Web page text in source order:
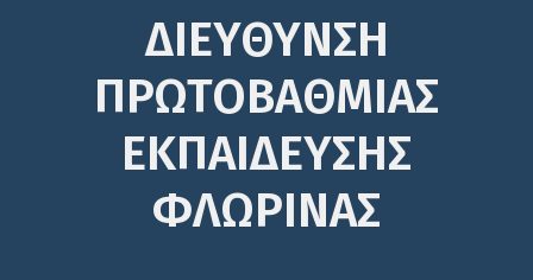
ΔΙΕΎΘΥΝΣΗ
ΠΡΩΤΟΒΆΘΜΙΑΣ
ΕΚΠΑΊΔΕΥΣΗΣ
ΦΛΩΡΙΝΑΣ